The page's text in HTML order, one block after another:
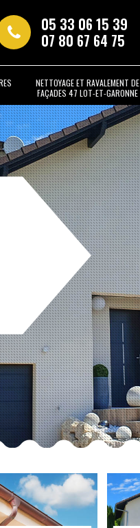
05 33 06 15 39
07 80 67 64 75
NETTOYAGE ET RAVALEMENT DE
FAÇADES 47 LOT-ET-GARONNE